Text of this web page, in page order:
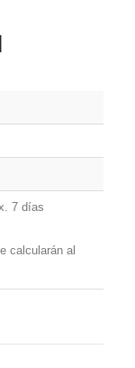
7 días
calcularán al